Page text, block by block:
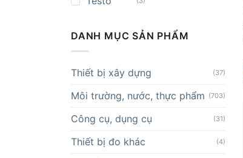
DANH MỤC SẢN PHẨM
Thiết bị xây dựng (37)
Môi trường, nước, thực phẩm (703)
Công cụ, dụng cụ (31)
Thiết bị đo khác (4)